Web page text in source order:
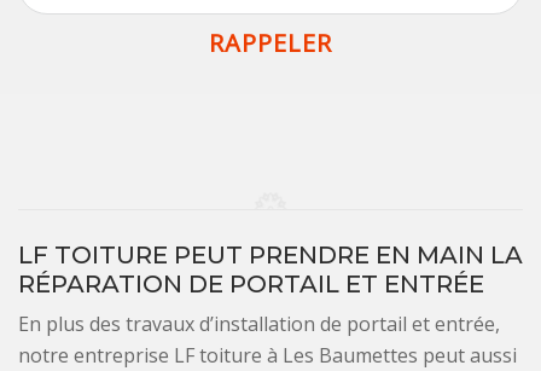
LF TOITURE PEUT PRENDRE EN MAIN LA
RÉPARATION DE PORTAIL ET ENTRÉE
En plus des travaux d’installation de portail et entrée,
notre entreprise LF toiture à Les Baumettes peut aussi